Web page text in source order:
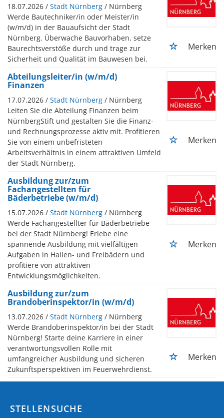
18.07.2026 / Stadt Nürnberg / Nürnberg
Werde Bautechniker/in oder Meister/in
(w/m/d) in der Bauaufsicht der Stadt
Nürnberg. Überwache Bauvorhaben, setze
Baurechtsverstöße durch und trage zur
Sicherheit und Qualität im Bauwesen bei.
Merken
Abteilungsleiter/in (w/m/d)
Finanzen
17.07.2026 / Stadt Nürnberg / Nürnberg
Leiten Sie die Abteilung Finanzen beim
NürnbergStift und gestalten Sie die Finanz-
und Rechnungsprozesse aktiv mit. Profitieren
Sie von einem unbefristeten
Arbeitsverhältnis in einem attraktiven Umfeld
der Stadt Nürnberg.
Merken
Ausbildung zur/zum
Fachangestellten für
Bäderbetriebe (w/m/d)
15.07.2026 / Stadt Nürnberg / Nürnberg
Werde Fachangestellter für Bäderbetriebe
bei der Stadt Nürnberg! Erlebe eine
spannende Ausbildung mit vielfältigen
Aufgaben in Hallen- und Freibädern und
profitiere von attraktiven
Entwicklungsmöglichkeiten.
Merken
Ausbildung zur/zum
Brandoberinspektor/in (w/m/d)
13.07.2026 / Stadt Nürnberg / Nürnberg
Werde Brandoberinspektor/in bei der Stadt
Nürnberg! Starte deine Karriere in einer
verantwortungsvollen Rolle mit
umfangreicher Ausbildung und sicheren
Zukunftsperspektiven im Feuerwehrdienst.
Merken
STELLENSUCHE